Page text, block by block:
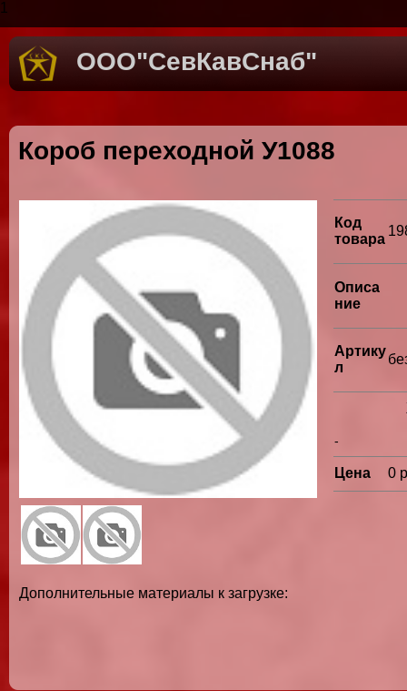
1
ООО"СевКавСнаб"
Короб переходной У1088
Дополнительные материалы к загрузке:
Код
товара
Описа
ние
Артику
л
-
Цена 0